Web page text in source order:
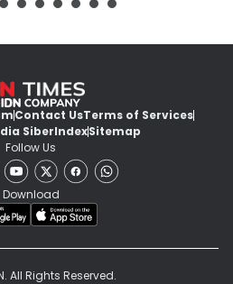
Contact UsTerms of Services
SiberIndexSitemap
Follow Us
Download
All Rights Reserved.